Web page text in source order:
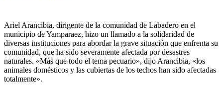
Ariel Arancibia, dirigente de la comunidad de Labadero en el
municipio de Yamparaez, hizo un llamado a la solidaridad de
diversas instituciones para abordar la grave situación que enfrenta su
comunidad, que ha sido severamente afectada por desastres
naturales. «Más que todo el tema pecuario», dijo Arancibia, «los
animales domésticos y las cubiertas de los techos han sido afectadas
totalmente».